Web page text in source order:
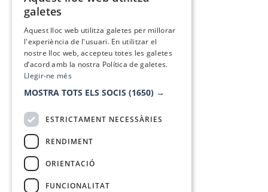
galetes
Aquest lloc web utilitza galetes per millorar
l'experiència de l'usuari. En utilitzar el
nostre lloc web, accepteu totes les galetes
d’acord amb la nostra Política de galetes.
Llegir-ne més
MOSTRA TOTS ELS SOCIS (1650) →
ESTRICTAMENT NECESSÀRIES
RENDIMENT
ORIENTACIÓ
FUNCIONALITAT